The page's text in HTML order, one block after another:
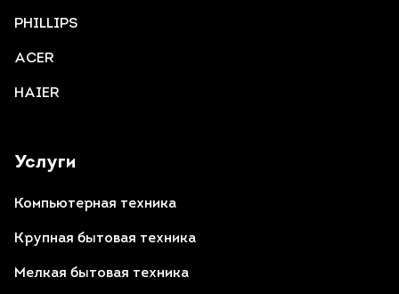
Услуги
Компьютерная техника
Крупная бытовая техника
Мелкая бытовая техника
PHILLIPS
ACER
HAIER